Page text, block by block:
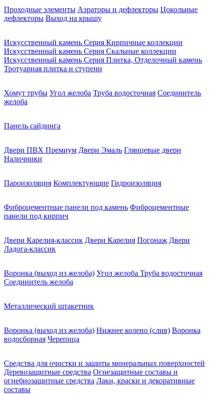
Проходные элементы Аэраторы и дефлекторы Цокольные
дефлекторы Выход на крышу
Искусственный камень Серия Кирпичные коллекции
Искусственный камень Серия Скальные коллекции
Искусственный камень Серия Плитка, Отделочный камень
Тротуарная плитка и ступени
Хомут трубы Угол желоба Труба водосточная Соединитель
желоба
Панель сайдинга
Двери ПВХ Премиум Двери Эмаль Глянцевые двери
Наличники
Пароизоляция Комплектующие Гидроизоляция
Фиброцементные панели под камень Фиброцементные
панели под кирпич
Двери Карелия-классик Двери Карелия Погонаж Двери
Ладога-классик
Воронка (выход из желоба) Угол желоба Труба водосточная
Соединитель желоба
Металлический штакетник
Воронка (выход из желоба) Нижнее колено (слив) Воронка
водосборная Черепица
Средства для очистки и защиты минеральных поверхностей
Деревозащитные средства Огнезащитные составы и
огнебиозащитные средства Лаки, краски и декоративные
составы